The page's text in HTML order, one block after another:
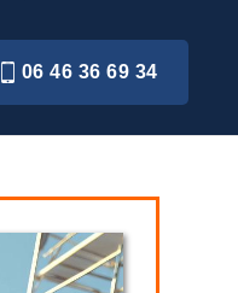
06 46 36 69 34